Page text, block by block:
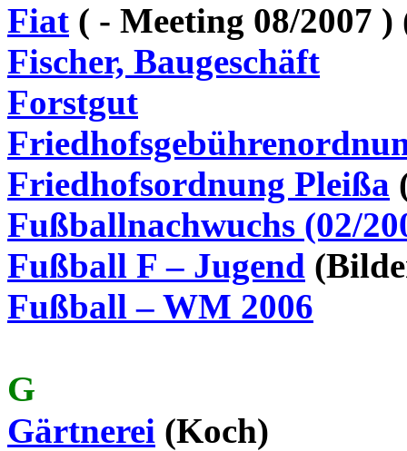
Fiat ( - Meeting 08/2007
Fischer, Baugeschäft
Forstgut
Friedhofsordnung Pleißa
Fußballnachwuchs (02/
Fußball F – Jugend
Fußball – WM 2006
G
Gärtnerei (Koch)